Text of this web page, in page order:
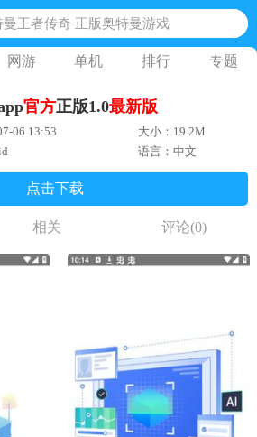
曼王者传奇 正版奥特曼游戏
跑酷体验服国际服 地铁跑酷体验服版本
觉醒生机腾讯正版 黎明觉醒生机国际服
派对下载 蛋仔派对体验服
网游 单机 排行 专题
官方正版1.0最新版
06 13:53
大小：19.2M
语言：中文
点击下载
相关 评论(0)